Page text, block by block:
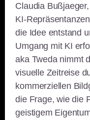
Claudia
KI-
die Idee entstand
Umgang mit KI
aka Tweda nimmt
visuelle Zeitreise
kommerziellen
die Frage, wie die
geistigem